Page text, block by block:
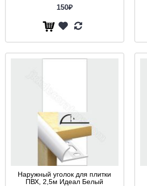
150₽
Наружный уголок для плитки
ПВХ, 2,5м Идеал Белый